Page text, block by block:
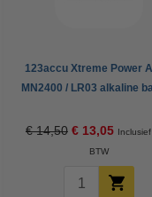
123accu Xtreme Power
MN2400 / LR03 alkaline
€ 14,50 € 13,05
BTW